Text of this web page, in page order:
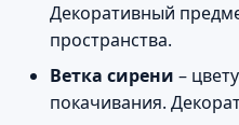
Декоративный
пространства.
Ветка сирени –
покачивания.